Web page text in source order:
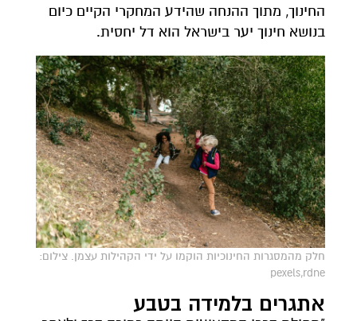
החינוך, מתוך ההנחה שהידע המחקרי הקיים כיום
בנושא חינוך יער בישראל הוא דל יחסית.
חלק מהמסגרות החינוכיות הוקמו על ידי הקהילות עצמן. צילום:
pexels,rdne
אתגרים בלמידה בטבע